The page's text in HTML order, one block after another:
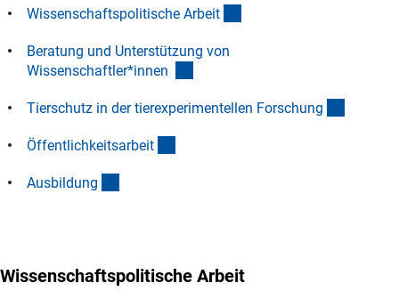
Wissenschaftspolitische Arbeit
Beratung und Unterstützung von
Wissenschaftler*innen
Tierschutz in der tierexperimentellen Forschung
Öffentlichkeitsarbeit
Ausbildung
Wissenschaftspolitische Arbeit